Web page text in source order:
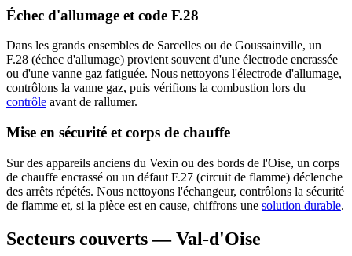
Échec d'allumage et code F.28
Dans les grands ensembles de Sarcelles ou de Goussainville, un
F.28 (échec d'allumage) provient souvent d'une électrode encrassée
ou d'une vanne gaz fatiguée. Nous nettoyons l'électrode d'allumage,
contrôlons la vanne gaz, puis vérifions la combustion lors du
contrôle avant de rallumer.
Mise en sécurité et corps de chauffe
Sur des appareils anciens du Vexin ou des bords de l'Oise, un corps
de chauffe encrassé ou un défaut F.27 (circuit de flamme) déclenche
des arrêts répétés. Nous nettoyons l'échangeur, contrôlons la sécurité
de flamme et, si la pièce est en cause, chiffrons une solution durable.
Secteurs couverts — Val-d'Oise